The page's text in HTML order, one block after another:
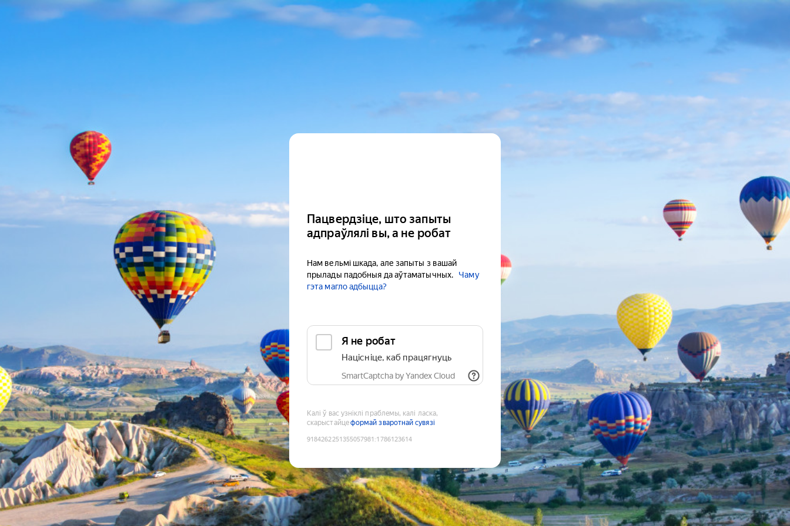
Пацвердзіце, што запыты
адпраўлялі вы, а не робат
Нам вельмі шкада, але запыты з вашай
прылады падобныя да аўтаматычных.
Чаму
гэта магло адбыцца?
Я не робат
Націсніце, каб працягнуць
SmartCaptcha by Yandex Cloud
Калі ў вас узніклі праблемы, калі ласка,
скарыстайцеформай зваротнай сувязі
9184262251355057981 :1786123614